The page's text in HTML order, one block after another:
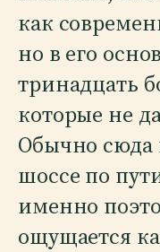
как
но в его
тринадцать
которые не
Обычно сюда
шоссе по
именно
ощущается